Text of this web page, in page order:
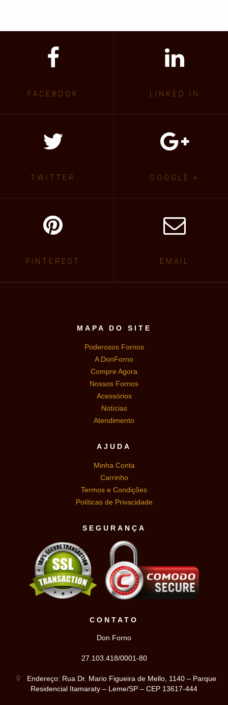
FACEBOOK LINKED IN
TWITTER GOOGLE +
PINTEREST EMAIL
MAPA DO SITE
Poderosos Fornos
A DonForno
Compre Agora
Nossos Fornos
Acessórios
Notícias
Atendimento
AJUDA
Minha Conta
Carrinho
Termos e Condições
Políticas de Privacidade
SEGURANÇA
CONTATO
Don Forno
27.103.418/0001-80
Endereço: Rua Dr. Mario Figueira de Mello, 1140 – Parque
Residencial Itamaraty – Leme/SP – CEP 13617-444